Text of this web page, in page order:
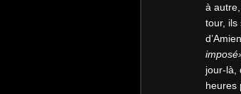
à
tour, ils
jour-là,
heures